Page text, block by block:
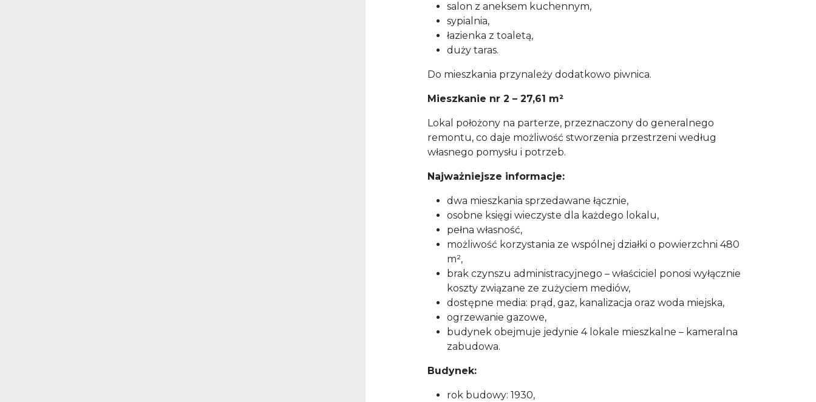
salon z aneksem kuchennym,
sypialnia,
łazienka z toaletą,
duży taras.
Do mieszkania przynależy dodatkowo piwnica.
Mieszkanie nr 2 – 27,61 m²
Lokal położony na parterze, przeznaczony do generalnego
remontu, co daje możliwość stworzenia przestrzeni według
własnego pomysłu i potrzeb.
Najważniejsze informacje:
dwa mieszkania sprzedawane łącznie,
osobne księgi wieczyste dla każdego lokalu,
pełna własność,
możliwość korzystania ze wspólnej działki o powierzchni 480
m²,
brak czynszu administracyjnego – właściciel ponosi wyłącznie
koszty związane ze zużyciem mediów,
dostępne media: prąd, gaz, kanalizacja oraz woda miejska,
ogrzewanie gazowe,
budynek obejmuje jedynie 4 lokale mieszkalne – kameralna
zabudowa.
Budynek:
rok budowy: 1930,